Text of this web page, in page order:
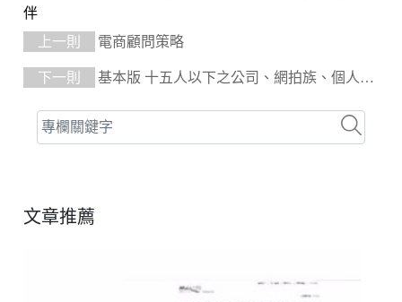
文章推薦
伴
上一則
電商顧問策略
下一則
基本版 十五人以下之公司、網拍族、個人工
系統不符使用需要擴充、想經營網路上的廣告資源等。/
營業額約一百萬元/月